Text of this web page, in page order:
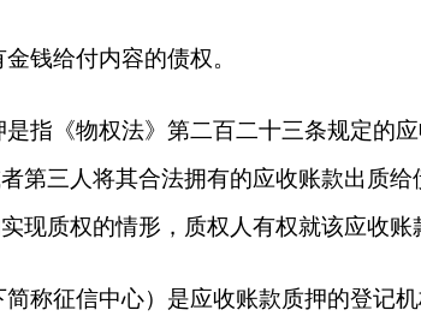
钱给付内容的债权。
指《物权法》第二百二十三条规定的
第三人将其合法拥有的应收账款出质
现质权的情形，质权人有权就该应收
称征信中心）是应收账款质押的登记机